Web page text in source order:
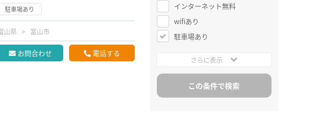
駐車場あり
山県 富山市
お問合わせ 電話する
インターネット無料
wifiあり
駐車場あり
さらに表示